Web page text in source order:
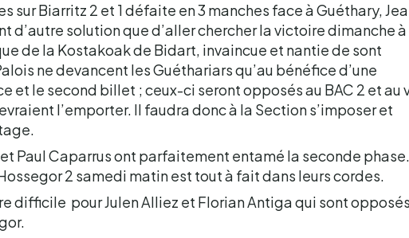
sur Biarritz 2 et 1 défaite en 3 manches face à Guéthary,
d’autre solution que d’aller chercher la victoire dimanche à
de la Kostakoak de Bidart, invaincue et nantie de sont
ne devancent les Guéthariars qu’au bénéfice d’une
et le second billet ; ceux-ci seront opposés au BAC 2 et au
l’emporter. Il faudra donc à la Section s’imposer et
Paul Caparrus ont parfaitement entamé la seconde phase.
2 samedi matin est tout à fait dans leurs cordes.
difficile pour Julen Alliez et Florian Antiga qui sont opposés